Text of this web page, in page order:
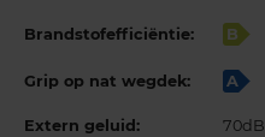
Brandstofefficiëntie: B
Grip op nat wegdek: A
Extern geluid: 70dB